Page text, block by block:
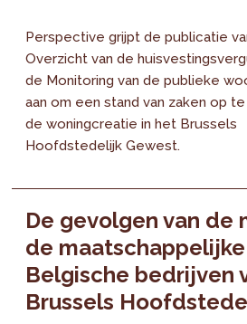
Perspective grijpt de publicatie
Overzicht van de
de Monitoring van de publieke
aan om een stand van zaken op te
de woningcreatie in het Brussels
Hoofdstedelijk Gewest.
De gevolgen van de
de
Belgische bedrijven
Brussels